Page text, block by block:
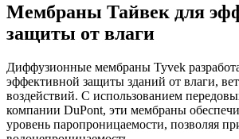
Мембраны Тайвек для
защиты от влаги
Диффузионные мембраны Tyvek
эффективной защиты зданий от влаги,
воздействий. С использованием
компании DuPont, эти мембраны
уровень паропроницаемости, позволяя